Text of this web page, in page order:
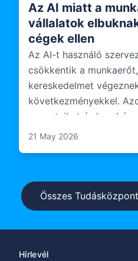
Az AI miatt a
vállalatok
cégek ellen
Az AI-t használó
csökkentik a
kereskedelmet
következményekkel.
csapataikat és
működnek ezek a
21 May 2026
Összes
Hírlevél